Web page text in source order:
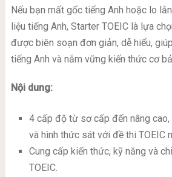
Nếu bạn mất gốc tiếng Anh hoặc lo
liệu tiếng Anh, Starter TOEIC là lựa
được biên soạn đơn giản, dễ hiểu,
tiếng Anh và nắm vững kiến thức cơ
Nội dung:
4 cấp độ từ sơ cấp đến nâng
và hình thức sát với đề thi TOEIC
Cung cấp kiến thức, kỹ năng và
TOEIC.